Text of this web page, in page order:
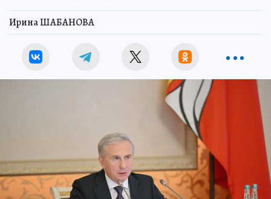
Ирина ШАБАНОВА